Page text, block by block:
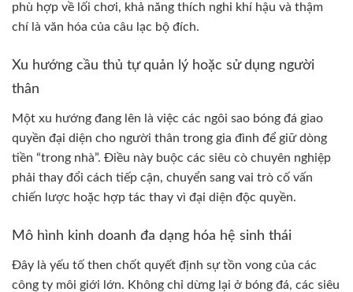
phù hợp về lối chơi, khả năng thích nghi khí hậu và thậm
chí là văn hóa của câu lạc bộ đích.
Xu hướng cầu thủ tự quản lý hoặc sử dụng người
thân
Một xu hướng đang lên là việc các ngôi sao bóng đá giao
quyền đại diện cho người thân trong gia đình để giữ dòng
tiền “trong nhà”. Điều này buộc các siêu cò chuyên nghiệp
phải thay đổi cách tiếp cận, chuyển sang vai trò cố vấn
chiến lược hoặc hợp tác thay vì đại diện độc quyền.
Mô hình kinh doanh đa dạng hóa hệ sinh thái
Đây là yếu tố then chốt quyết định sự tồn vong của các
công ty môi giới lớn. Không chỉ dừng lại ở bóng đá, các siêu